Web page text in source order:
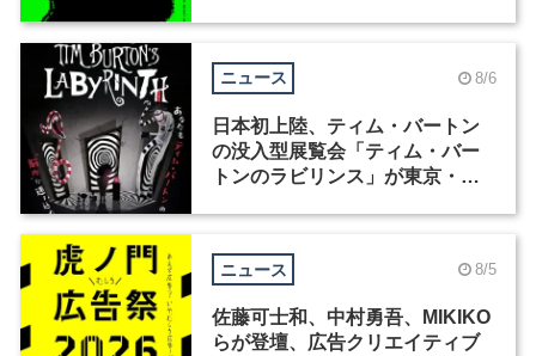
ニュース 8/6
日本初上陸、ティム・バートン
の没入型展覧会「ティム・バー
トンのラビリンス」が東京・豊
ニュース 8/5
佐藤可士和、中村勇吾、MIKIKO
らが登壇、広告クリエイティブ